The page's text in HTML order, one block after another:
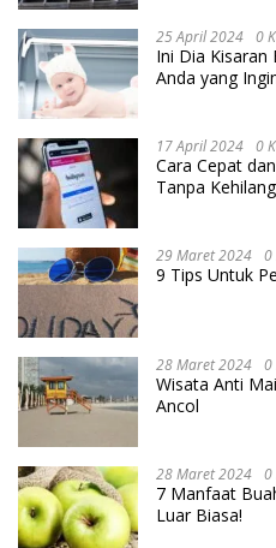
25 April 2024 0
Ini Dia Kisaran
Anda yang
17 April 2024 0
Cara Cepat
Tanpa
29 Maret 2024 0
9 Tips Untuk
28 Maret 2024 0
Wisata Anti
Ancol
28 Maret 2024 0
7 Manfaat
Luar Biasa!